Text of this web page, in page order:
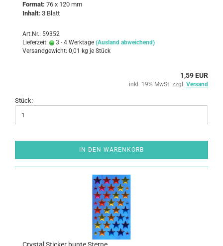
For­mat: 76 x 120 mm
In­halt: 3 Blatt
Art.Nr.: 59352
Lieferzeit:
3 - 4 Werktage (Ausland abweichend)
Versandgewicht: 0,01 kg je Stück
1,59 EUR
inkl. 19% MwSt. zzgl. Versand
Stück:
IN DEN WARENKORB